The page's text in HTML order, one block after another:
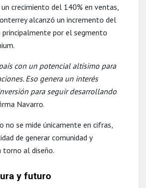
crecimiento del 140% en ventas,
alcanzó un incremento del
principalmente por el segmento
con un potencial altísimo para
Eso genera un interés
para seguir desarrollando
Navarro.
no se mide únicamente en cifras,
de generar comunidad y
torno al diseño.
y futuro